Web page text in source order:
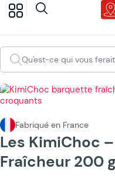
Qu'est-ce qui vous
Fabriqué en France
Les KimiChoc
Fraîcheur 200 g